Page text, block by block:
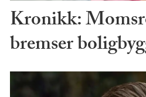
Kronikk:
bremser